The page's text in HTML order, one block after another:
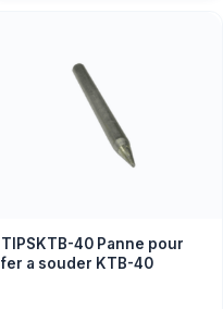
TIPSKTB-40 Panne pour
fer a souder KTB-40